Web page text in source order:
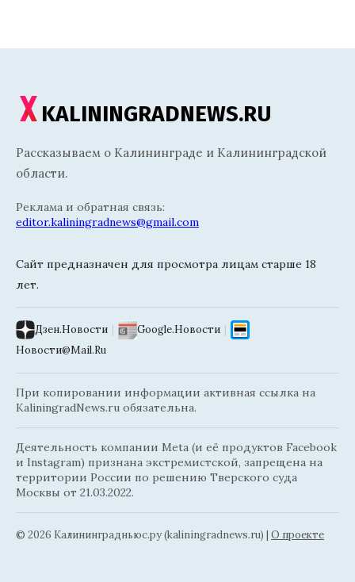
KALININGRADNEWS.RU
Рассказываем о Калининграде и Калининградской
области.
Реклама и обратная связь:
editor.kaliningradnews@gmail.com
Сайт предназначен для просмотра лицам старше 18
лет.
Дзен.Новости | Google.Новости |
Новости@Mail.Ru
При копировании информации активная ссылка на
KaliningradNews.ru обязательна.
Деятельность компании Meta (и её продуктов Facebook
и Instagram) признана экстремистской, запрещена на
территории России по решению Тверского суда
Москвы от 21.03.2022.
© 2026 Калининградньюc.ру (kaliningradnews.ru) | О проекте